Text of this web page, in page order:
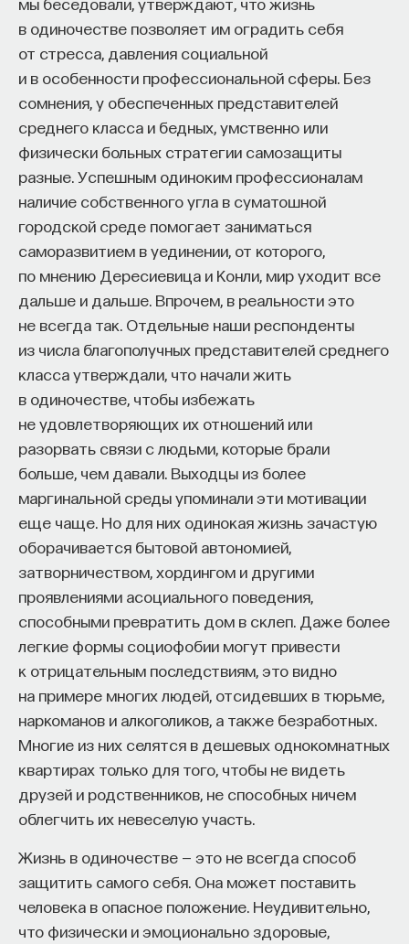
в одиночестве позволяет им оградить себя
от стресса, давления социальной
и в особенности профессиональной сферы. Без
сомнения, у обеспеченных представителей
среднего класса и бедных, умственно или
физически больных стратегии самозащиты
разные. Успешным одиноким профессионалам
наличие собственного угла в суматошной
городской среде помогает заниматься
саморазвитием в уединении, от которого,
по мнению Дересиевица и Конли, мир уходит все
дальше и дальше. Впрочем, в реальности это
не всегда так. Отдельные наши респонденты
из числа благополучных представителей среднего
класса утверждали, что начали жить
в одиночестве, чтобы избежать
не удовлетворяющих их отношений или
разорвать связи с людьми, которые брали
больше, чем давали. Выходцы из более
маргинальной среды упоминали эти мотивации
еще чаще. Но для них одинокая жизнь зачастую
оборачивается бытовой автономией,
затворничеством, хордингом и другими
проявлениями асоциального поведения,
способными превратить дом в склеп. Даже более
легкие формы социофобии могут привести
к отрицательным последствиям, это видно
на примере многих людей, отсидевших в тюрьме,
наркоманов и алкоголиков, а также безработных.
Многие из них селятся в дешевых однокомнатных
квартирах только для того, чтобы не видеть
друзей и родственников, не способных ничем
облегчить их невеселую участь.
Жизнь в одиночестве — это не всегда способ
защитить самого себя. Она может поставить
человека в опасное положение. Неудивительно,
что физически и эмоционально здоровые,